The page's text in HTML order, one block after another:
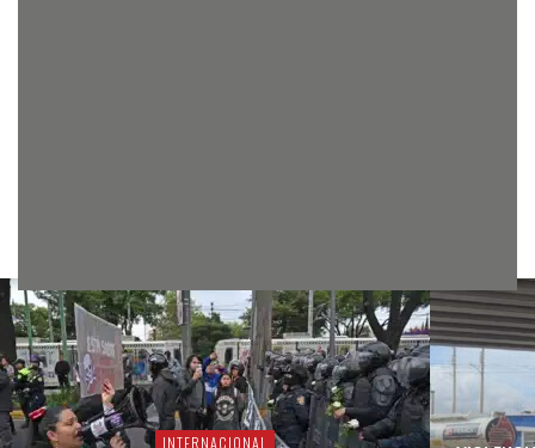
INTERNACIONAL